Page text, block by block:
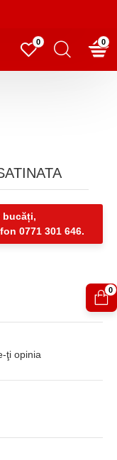
0 0
bucăți,
0771 301 646.
ţi opinia
0